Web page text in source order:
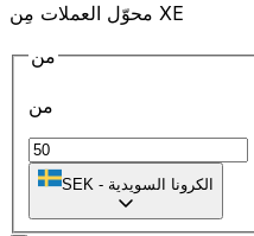
محوّل العملات مِن XE
من
من
SEK - الكرونا السويدية